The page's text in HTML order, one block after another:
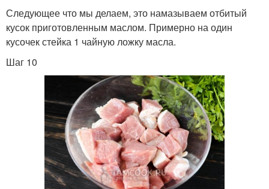
Следующее что мы делаем, это намазываем отбитый
кусок приготовленным маслом. Примерно на один
кусочек стейка 1 чайную ложку масла.
Шаг 10